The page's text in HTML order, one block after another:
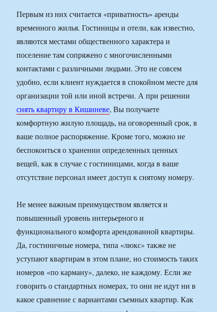
Первым из них считается «приватность» аренды
временного жилья. Гостиницы и отели, как известно,
являются местами общественного характера и
поселение там сопряжено с многочисленными
контактами с различными людьми. Это не совсем
удобно, если клиент нуждается в спокойном месте для
организации той или иной встречи. А при решении
снять квартиру в Кишиневе, Вы получаете
комфортную жилую площадь, на оговоренный срок, в
ваше полное распоряжение. Кроме того, можно не
беспокоиться о хранении определенных ценных
вещей, как в случае с гостиницами, когда в ваше
отсутствие персонал имеет доступ к снятому номеру.
Не менее важным преимуществом является и
повышенный уровень интерьерного и
функционального комфорта арендованной квартиры.
Да, гостиничные номера, типа «люкс» также не
уступают квартирам в этом плане, но стоимость таких
номеров «по карману», далеко, не каждому. Если же
говорить о стандартных номерах, то они не идут ни в
какое сравнение с вариантами съемных квартир. Как